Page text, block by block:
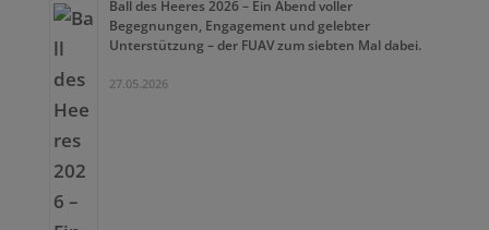
Ball des Heeres 2026 – Ein Abend voller
Begegnungen, Engagement und gelebter
Unterstützung – der FUAV zum siebten Mal dabei.
27.05.2026